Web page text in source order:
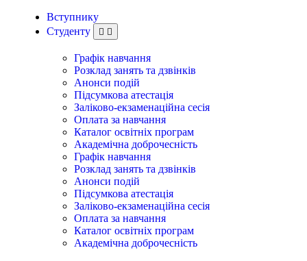
Вступнику
Студенту
Графік навчання
Розклад занять та дзвінків
Анонси подій
Підсумкова атестація
Заліково-екзаменаційна сесія
Оплата за навчання
Каталог освітніх програм
Академічна доброчесність
Графік навчання
Розклад занять та дзвінків
Анонси подій
Підсумкова атестація
Заліково-екзаменаційна сесія
Оплата за навчання
Каталог освітніх програм
Академічна доброчесність